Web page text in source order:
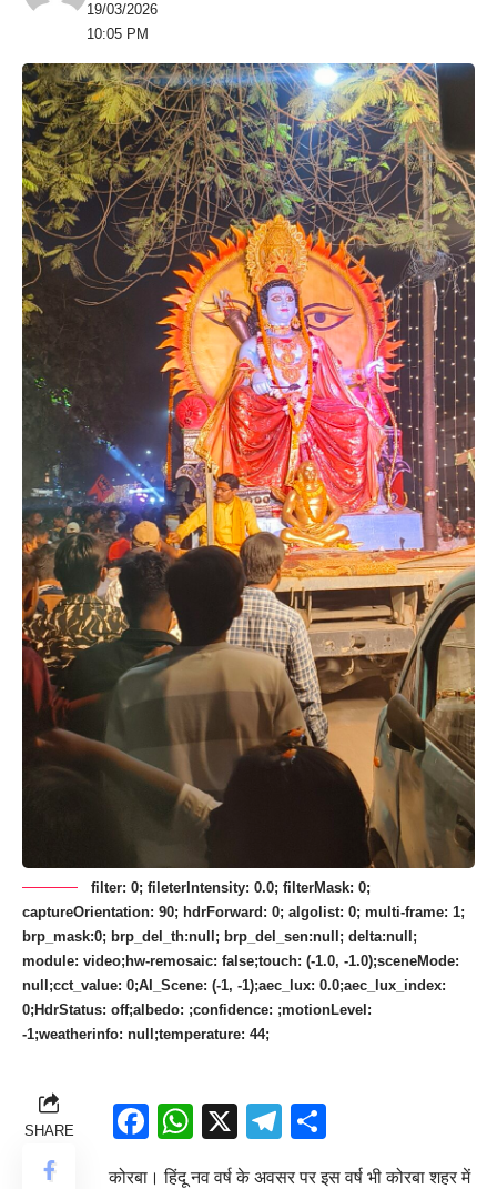
19/03/2026
10:05 PM
filter: 0; fileterIntensity: 0.0; filterMask: 0;
captureOrientation: 90; hdrForward: 0; algolist: 0; multi-frame: 1;
brp_mask:0; brp_del_th:null; brp_del_sen:null; delta:null;
module: video;hw-remosaic: false;touch: (-1.0, -1.0);sceneMode:
null;cct_value: 0;AI_Scene: (-1, -1);aec_lux: 0.0;aec_lux_index:
0;HdrStatus: off;albedo: ;confidence: ;motionLevel:
-1;weatherinfo: null;temperature: 44;
SHARE Facebook
WhatsApp
X Telegram
कोरबा। हिंदू नव वर्ष के अवसर पर इस वर्ष भी कोरबा शहर में